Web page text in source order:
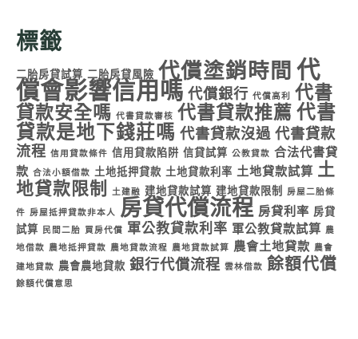
標籤
二胎房貸試算 二胎房貸風險 代償塗銷時間 代
償會影響信用嗎 代償銀行 代償高利
代書
貸款安全嗎 代書貸款審核 代書貸款推薦 代書
貸款是地下錢莊嗎 代書貸款沒過 代書貸款
流程 信用貸款條件 信用貸款陷阱 信貸試算 公教貸款 合法代書貸
款 合法小額借款 土地抵押貸款 土地貸款利率 土地貸款試算 土
地貸款限制
土建融 建地貸款試算 建地貸款限制 房屋二胎條
件 房屋抵押貸款非本人 房貸代償流程 房貸利率 房貸
試算
民間二胎 買房代償 軍公教貸款利率 軍公教貸款試算
農
地借款
農地抵押貸款 農地貸款流程 農地貸款試算 農會土地貸款 農會
建地貸款 農會農地貸款 銀行代償流程 雲林借款 餘額代償
餘額代償意思